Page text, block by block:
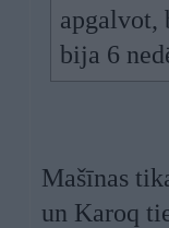
apgalvot,
bija 6
Mašīnas
un Karoq